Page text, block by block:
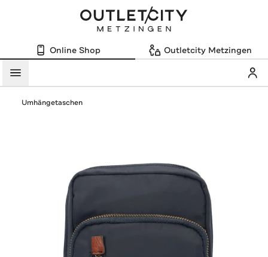
Online Shop Outletcity Metzingen
Menü
Umhängetaschen